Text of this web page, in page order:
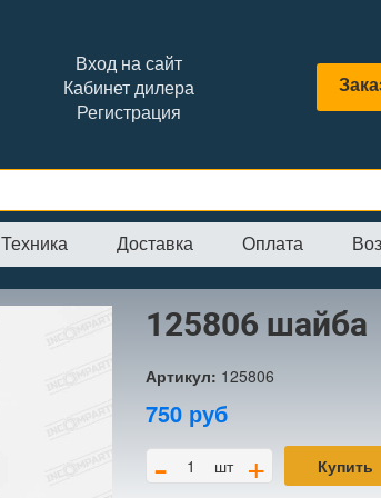
Вход на сайт
Кабинет дилера
Регистрация
Техника Доставка Оплата
Шайбы→125806 шайба
125806 шайба
Артикул: 125806
750 руб
- шт + Купить